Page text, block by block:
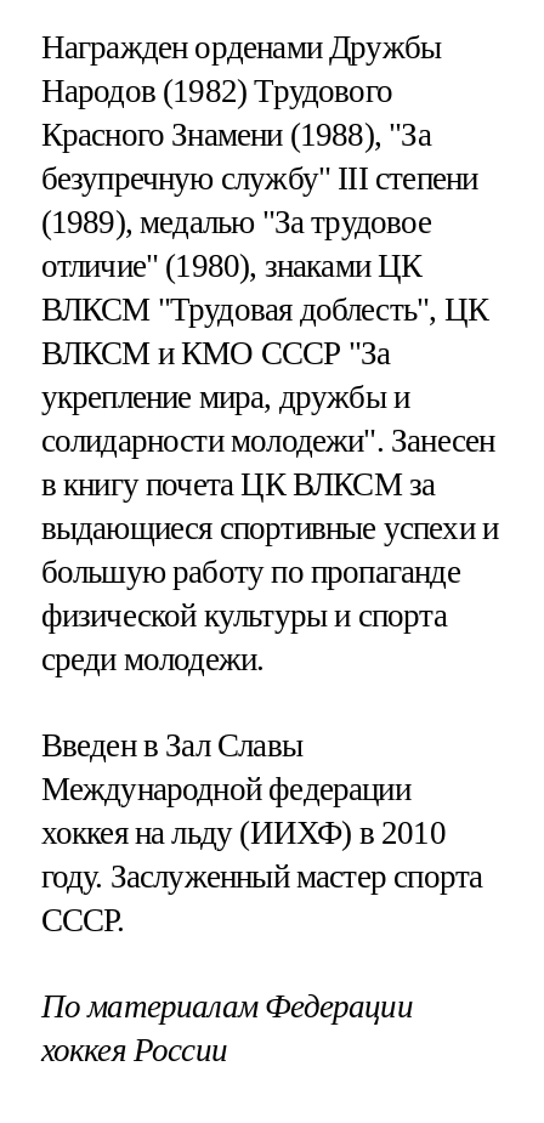
Награжден орденами Дружбы
Народов (1982) Трудового
Красного Знамени (1988), "За
безупречную службу" III степени
(1989), медалью "За трудовое
отличие" (1980), знаками ЦК
ВЛКСМ "Трудовая доблесть", ЦК
ВЛКСМ и КМО СССР "За
укрепление мира, дружбы и
солидарности молодежи". Занесен
в книгу почета ЦК ВЛКСМ за
выдающиеся спортивные успехи и
большую работу по пропаганде
физической культуры и спорта
среди молодежи.
Введен в Зал Славы
Международной федерации
хоккея на льду (ИИХФ) в 2010
году. Заслуженный мастер спорта
СССР.
По материалам Федерации
хоккея России